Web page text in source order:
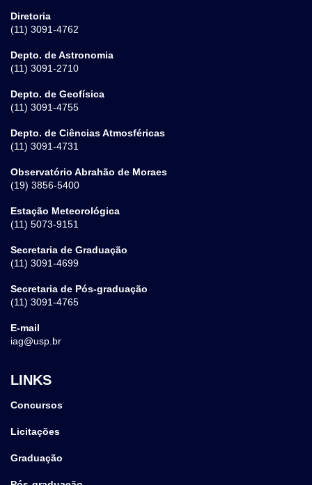
Diretoria
(11) 3091-4762
Depto. de Astronomia
(11) 3091-2710
Depto. de Geofísica
(11) 3091-4755
Depto. de Ciências Atmosféricas
(11) 3091-4731
Observatório Abrahão de Moraes
(19) 3856-5400
Estação Meteorológica
(11) 5073-9151
Secretaria de Graduação
(11) 3091-4699
Secretaria de Pós-graduação
(11) 3091-4765
E-mail
iag@usp.br
LINKS
Concursos
Licitações
Graduação